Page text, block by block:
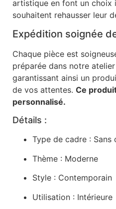
artistique en font un choix
souhaitent rehausser leur
Expédition soignée
Chaque pièce est
préparée dans notre
garantissant ainsi un
de vos attentes. Ce
personnalisé.
Détails :
Type de cadre : Sans
Thème : Moderne
Style : Contemporain
Utilisation : Intérieure